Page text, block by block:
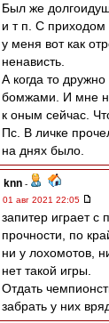
Был же
и т п. С приходом
у меня вот как
ненависть.
А когда то
бомжами. И мне
к оным сейчас.
Пс. В личке
на днях было.
knn -
01 авг 2021 22:05
запитер играет с
прочности, по
ни у лохомотов,
нет такой игры.
Отдать
забрать у них